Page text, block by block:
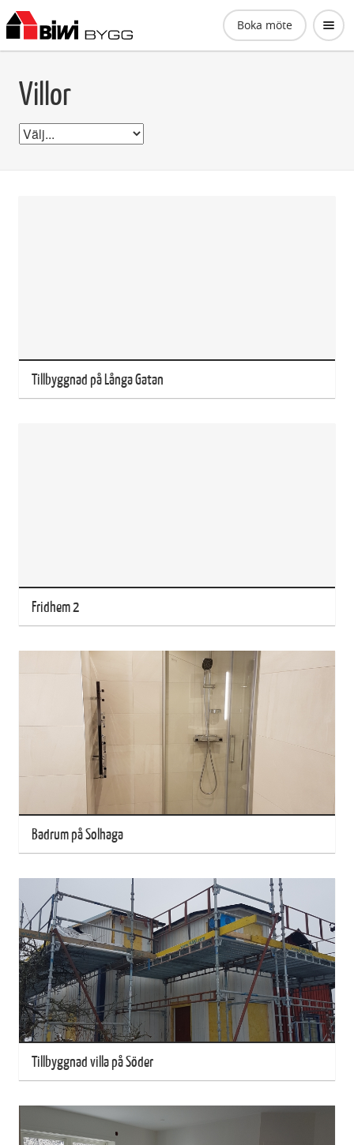
Biwi Bygg ABBoka möte
Villor
Tillbyggnad på Långa Gatan
Fridhem 2
Badrum på Solhaga
Tillbyggnad villa på Söder